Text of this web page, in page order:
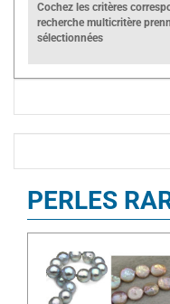
Cochez les critères
recherche multicritère
sélectionnées
PERLES